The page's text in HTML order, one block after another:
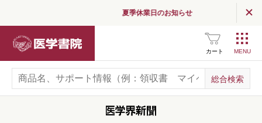
夏季休業日のお知らせ
カート